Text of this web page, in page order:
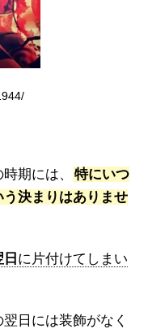
期には、
特にいつ
決まりはありませ
に片付けてしまい
日には装飾がなく